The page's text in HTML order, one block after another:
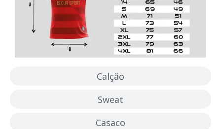
Calção
Sweat
Casaco